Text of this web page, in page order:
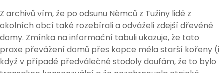
Z archivů vím, že po odsunu Němců z Tužiny lidé z
okolních obcí také rozebírali a odváželi zdejší dřevěné
domy. Zmínka na informační tabuli ukazuje, že tato
praxe převážení domů přes kopce měla starší kořeny (i
když v případě předválečné stodoly doufám, že to bylo